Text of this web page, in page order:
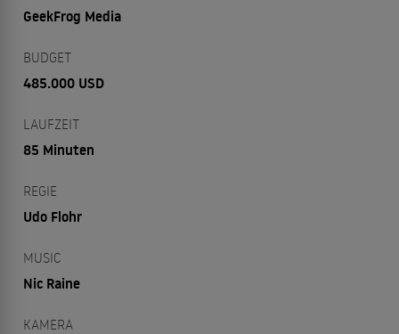
GeekFrog Media
BUDGET
485.000 USD
LAUFZEIT
85 Minuten
REGIE
Udo Flohr
MUSIC
Nic Raine
KAMERA